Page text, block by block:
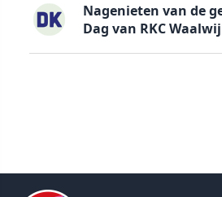
Nagenieten van de
Dag van RKC